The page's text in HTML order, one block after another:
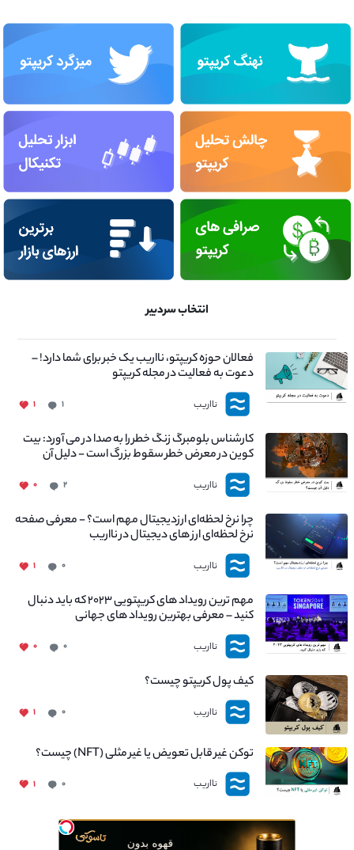
انتخاب سردبیر
فعالان حوزه کریپتو، نااریب یک خبر برای شما دارد! –
دعوت به فعالیت در مجله کریپتو
نااریب ۱ ۱
کارشناس بلومبرگ زنگ خطر را به صدا در می آورد: بیت
کوین در معرض خطر سقوط بزرگ است - دلیل آن
چیست؟
نااریب ۲ ۰
چرا نرخ لحظه‌ای ارزدیجیتال مهم است؟ - معرفی صفحه
نرخ لحظه‌ای ارز های دیجیتال در نااریب
نااریب ۰ ۱
مهم ترین رویداد های کریپتویی ۲۰۲۳ که باید دنبال
کنید – معرفی بهترین رویداد های جهانی
نااریب ۰ ۰
کیف پول کریپتو چیست؟
نااریب ۰ ۱
توکن غیر قابل تعویض یا غیر مثلی (NFT) چیست؟
نااریب ۰ ۱